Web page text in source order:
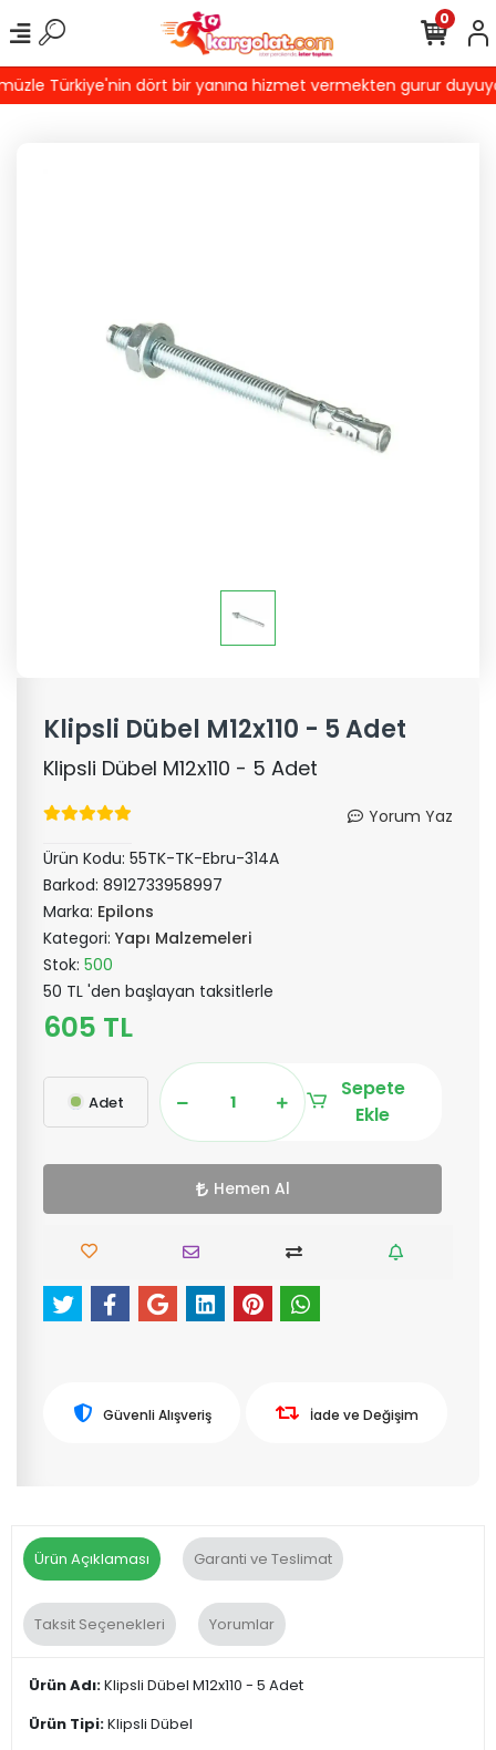
Türkiye'nin dört bir yanına hizmet vermekten gurur
0
Klipsli Dübel M12x110 - 5 Adet
Klipsli Dübel M12x110 - 5 Adet
Yorum Yaz
Ürün Kodu: 55TK-TK-Ebru-314A
Barkod: 8912733958997
Marka: Epilons
Kategori: Yapı Malzemeleri
Stok: 500
50 TL 'den başlayan taksitlerle
605 TL
Adet
Sepete
Ekle
Hemen Al
Güvenli Alışveriş İade ve Değişim
Ürün Açıklaması Garanti ve Teslimat
Taksit Seçenekleri Yorumlar
Ürün Adı:Klipsli Dübel M12x110 - 5 Adet
Ürün Tipi:Klipsli Dübel